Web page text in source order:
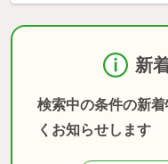
新
検索中の条件の新
くお知らせします